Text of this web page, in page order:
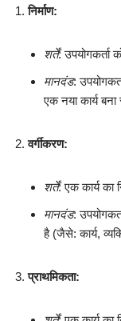
निर्माण:
शर्तें: उपयोगकर्ता
मानदंड:
एक नया कार्य
वर्गीकरण:
शर्तें: एक कार्य का
मानदंड:
है (जैसे: कार्य,
प्राथमिकता: